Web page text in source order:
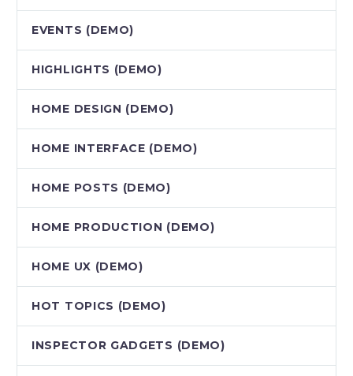
EVENTS (DEMO)
HIGHLIGHTS (DEMO)
HOME DESIGN (DEMO)
HOME INTERFACE (DEMO)
HOME POSTS (DEMO)
HOME PRODUCTION (DEMO)
HOME UX (DEMO)
HOT TOPICS (DEMO)
INSPECTOR GADGETS (DEMO)